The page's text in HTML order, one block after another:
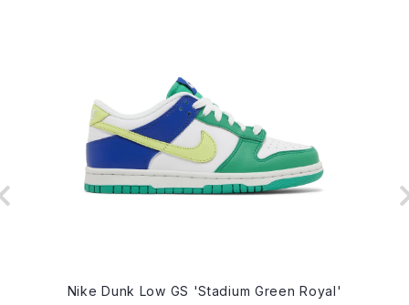
Nike Dunk Low GS 'Stadium Green Royal'